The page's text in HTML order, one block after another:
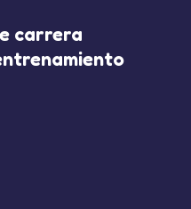
carrera